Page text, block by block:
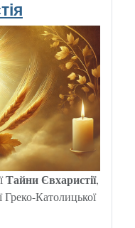
Тайни Євхаристії,
Греко-Католицької